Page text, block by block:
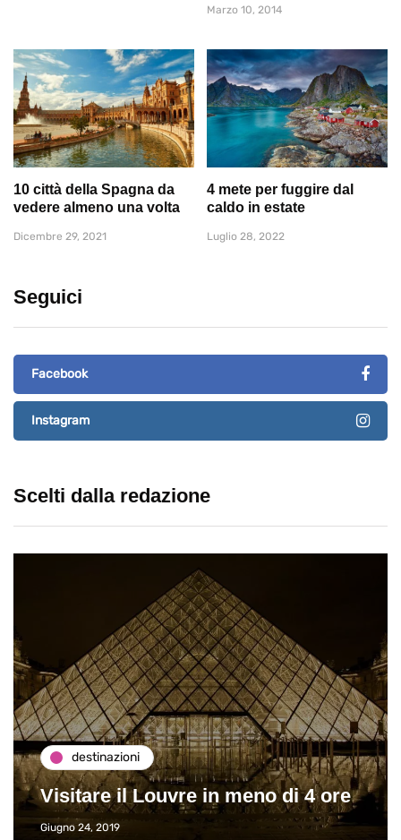
Marzo 10, 2014
10 città della Spagna da
vedere almeno una volta
Dicembre 29, 2021
4 mete per fuggire dal
caldo in estate
Luglio 28, 2022
Seguici
Facebook
Instagram
Scelti dalla redazione
destinazioni
Visitare il Louvre in meno di 4 ore
Giugno 24, 2019